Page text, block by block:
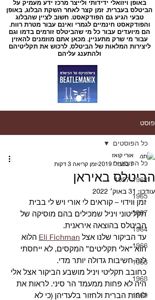
באופן ויזואלי ידידותי ולייצר מרכז ידע מעמיק על
הביטלס בעברית. זמן קצר לאחר השקת הבלוג, באופן
טבעי הגיע גם הפודקאסט. חשוב לציין שהבלוג
והפודקאסט חינמיים לגמרי ואינם עבור מטרת רווח.
הם מיועדים עבור כל מי שהביטלס זורמים בדמו וגם
עבור מי שרק מתעניין. מכאן אתם מוזמנים להאזין
ליצירות המלאות של הביטלס, לרכוש את תקליטיהם
ולהתענג עליהם
פוסט
כל הפוסטים
1957-1962
1965
1967
1964
1966
1963
1968
1969
כל הפוסטים
הביטלס באיראן
אורי קואז
7 בפבר׳ 2019
זמן קריאה 3 דקות
עודכן: 31 באוק׳ 2022
זמן ווידוי – קוראים לי אורי ויש לי בבית
תקליטוני ויניל שמכילים בהם מוסיקה של
הביטלס בהוצאה איראנית.
עד הביקור שלנו אצל Eli Fichman הלוא
הוא “אלי תקליטים” המקסים, לא ייחסתי
לזה חשיבות גדולה יותר מדי.
כחובב תקליטי ויניל מושבע הביקור אצל אלי
היה לא פחות ממעמד הר סיני. לראות את
לוחות הברית ולחזור בלעדיהן (כי לא